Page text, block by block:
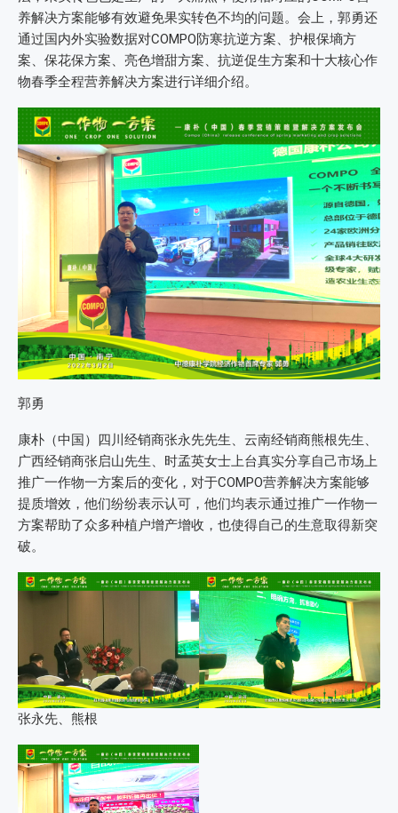
养解决方案能够有效避免果实转色不均的问题。会上，郭勇还
通过国内外实验数据对COMPO防寒抗逆方案、护根保墒方
案、保花保方案、亮色增甜方案、抗逆促生方案和十大核心作
物春季全程营养解决方案进行详细介绍。
郭勇
康朴（中国）四川经销商张永先先生、云南经销商熊根先生、
广西经销商张启山先生、时孟英女士上台真实分享自己市场上
推广一作物一方案后的变化，对于COMPO营养解决方案能够
提质增效，他们纷纷表示认可，他们均表示通过推广一作物一
方案帮助了众多种植户增产增收，也使得自己的生意取得新突
破。
张永先、熊根